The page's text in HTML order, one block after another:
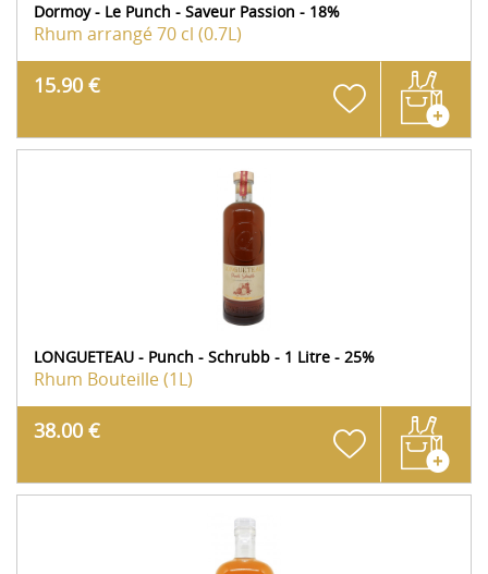
Dormoy - Le Punch - Saveur Passion - 18%
Rhum arrangé70 cl (0.7L)
15.90 €
LONGUETEAU - Punch - Schrubb - 1 Litre - 25%
Rhum Bouteille (1L)
38.00 €